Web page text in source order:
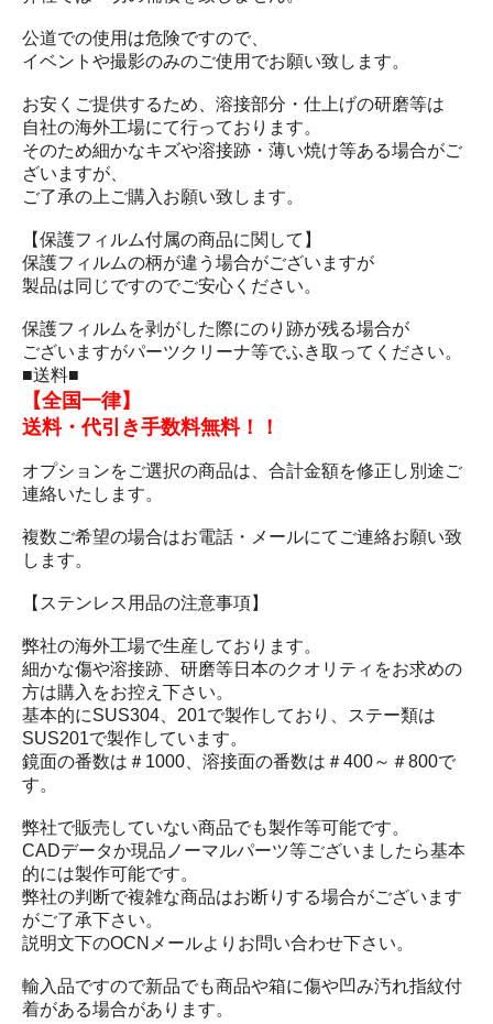
公道での使用は危険ですので、
イベントや撮影のみのご使用でお願い致します。
お安くご提供するため、溶接部分・仕上げの研磨等は
自社の海外工場にて行っております。
そのため細かなキズや溶接跡・薄い焼け等ある場合がご
ざいますが、
ご了承の上ご購入お願い致します。
【保護フィルム付属の商品に関して】
保護フィルムの柄が違う場合がございますが
製品は同じですのでご安心ください。
保護フィルムを剥がした際にのり跡が残る場合が
ございますがパーツクリーナ等でふき取ってください。
■送料■
【全国一律】
送料・代引き手数料無料！！
オプションをご選択の商品は、合計金額を修正し別途ご
連絡いたします。
複数ご希望の場合はお電話・メールにてご連絡お願い致
します。
【ステンレス用品の注意事項】
弊社の海外工場で生産しております。
細かな傷や溶接跡、研磨等日本のクオリティをお求めの
方は購入をお控え下さい。
基本的にSUS304、201で製作しており、ステー類は
SUS201で製作しています。
鏡面の番数は＃1000、溶接面の番数は＃400～＃800で
す。
弊社で販売していない商品でも製作等可能です。
CADデータか現品ノーマルパーツ等ございましたら基本
的には製作可能です。
弊社の判断で複雑な商品はお断りする場合がございます
がご了承下さい。
説明文下のOCNメールよりお問い合わせ下さい。
輸入品ですので新品でも商品や箱に傷や凹み汚れ指紋付
着がある場合があります。